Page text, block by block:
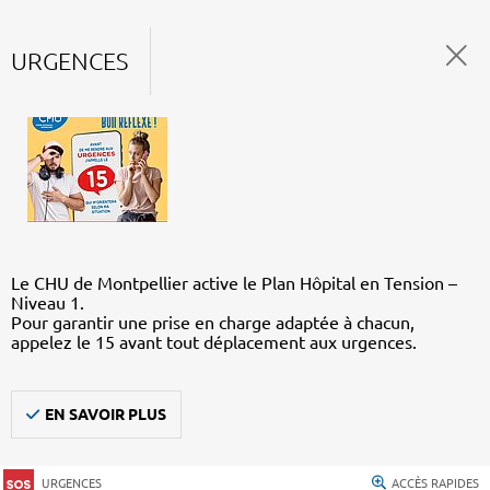
URGENCES
Le CHU de Montpellier active le Plan Hôpital en Tension –
Niveau 1.
Pour garantir une prise en charge adaptée à chacun,
appelez le 15 avant tout déplacement aux urgences.
EN SAVOIR PLUS
URGENCES ACCÈS RAPIDES